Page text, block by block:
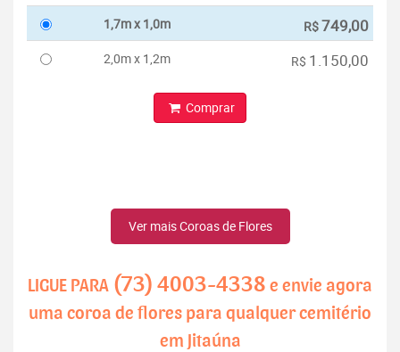
1,7m x 1,0m R$749,00
2,0m x 1,2m R$ 1.150,00
Comprar
Ver mais Coroas de Flores
LIGUE PARA (73) 4003-4338 e envie agora
uma coroa de flores para qualquer cemitério
em Jitaúna